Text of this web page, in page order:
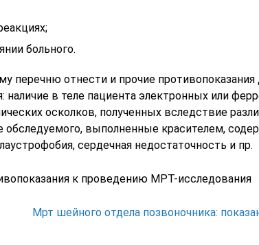
больного.
перечню отнести и прочие
наличие в теле пациента электронных или
осколков, полученных вследствие
обследуемого, выполненные красителем,
сердечная недостаточность и пр.
к проведению МРТ-исследования
Мрт шейного отдела позвоночника: